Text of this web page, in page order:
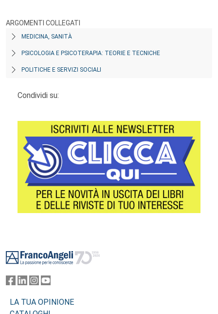
ARGOMENTI COLLEGATI
MEDICINA, SANITÀ
PSICOLOGIA E PSICOTERAPIA: TEORIE E TECNICHE
POLITICHE E SERVIZI SOCIALI
Condividi su:
LA TUA OPINIONE